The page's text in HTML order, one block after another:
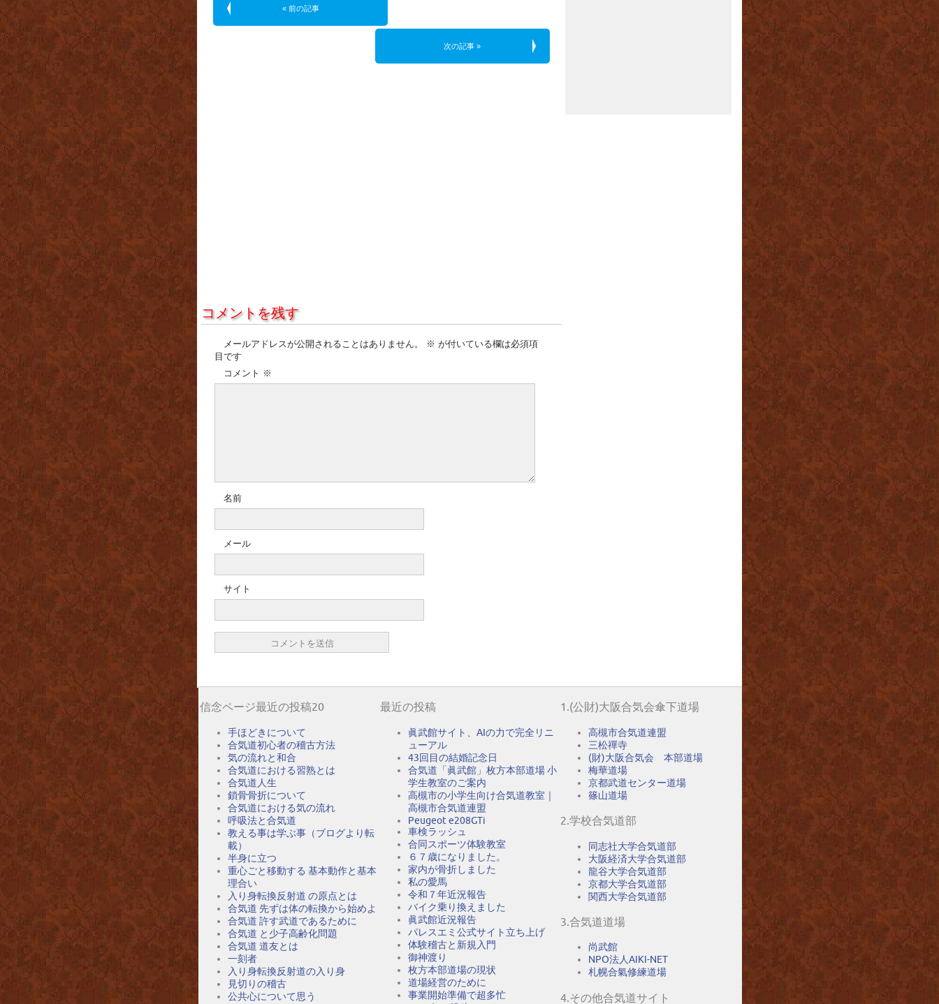
« 前の記事
次の記事 »
コメントを残す
メールアドレスが公開されることはありません。 ※ が付いている欄は必須項
目です
コメント ※
名前
メール
サイト
信念ページ最近の投稿20
手ほどきについて
合気道初心者の稽古方法
気の流れと和合
合気道における習熟とは
合気道人生
鎖骨骨折について
合気道における気の流れ
呼吸法と合気道
教える事は学ぶ事（ブログより転
載）
半身に立つ
重心ごと移動する 基本動作と基本
理合い
入り身転換反射道 の原点とは
合気道 先ずは体の転換から始めよ
合気道 許す武道であるために
合気道 と少子高齢化問題
合気道 道友とは
一刻者
入り身転換反射道の入り身
見切りの稽古
公共心について思う
最近の投稿
眞武館サイト、AIの力で完全リニ
ューアル
43回目の結婚記念日
合気道「眞武館」枚方本部道場 小
学生教室のご案内
高槻市の小学生向け合気道教室｜
高槻市合気道連盟
Peugeot e208GTi
車検ラッシュ
合同スポーツ体験教室
６７歳になりました。
家内が骨折しました
私の愛馬
令和７年近況報告
バイク乗り換えました
眞武館近況報告
パレスエミ公式サイト立ち上げ
体験稽古と新規入門
御神渡り
枚方本部道場の現状
道場経営のために
事業開始準備で超多忙
1.(公財)大阪合気会傘下道場
高槻市合気道連盟
三松禪寺
(財)大阪合気会 本部道場
梅華道場
京都武道センター道場
篠山道場
2.学校合気道部
同志社大学合気道部
大阪経済大学合気道部
龍谷大学合気道部
京都大学合気道部
関西大学合気道部
3.合気道道場
尚武館
NPO法人AIKI-NET
札幌合氣修練道場
4.その他合気道サイト